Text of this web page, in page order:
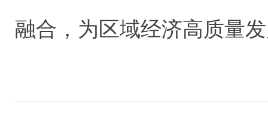
融合，为区域经济高质量